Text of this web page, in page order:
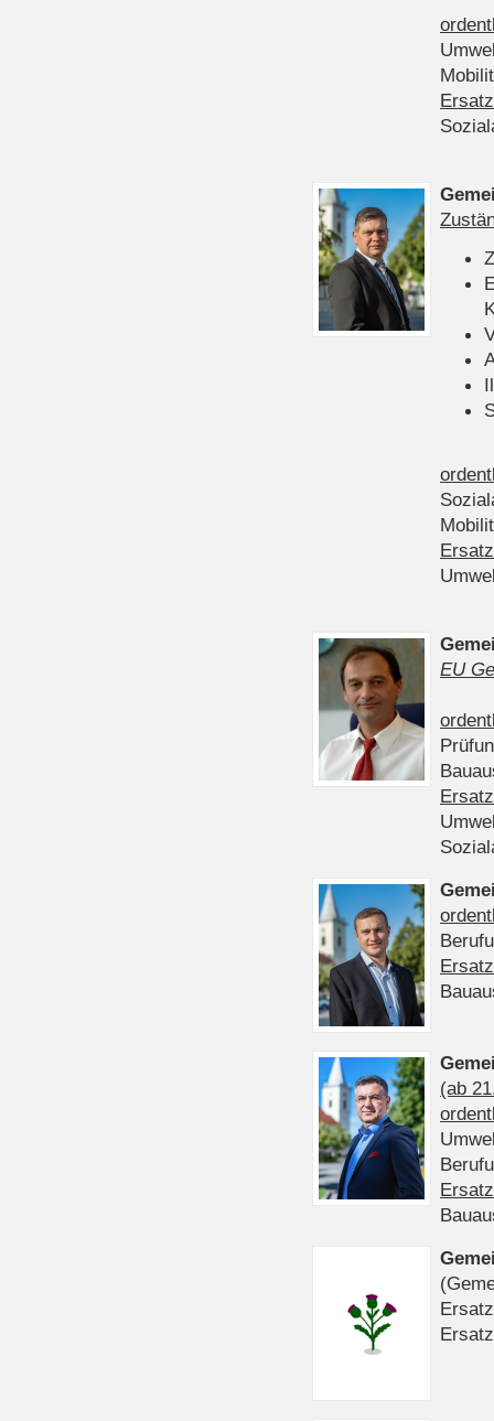
EU
(ab